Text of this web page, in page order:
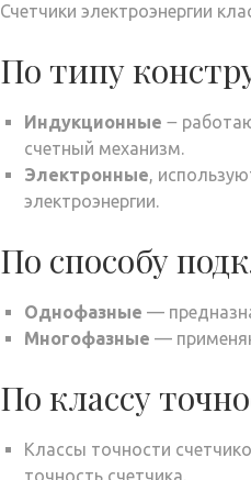
Счетчики электроэнергии
По типу
Индукционные ౼
счетный механизм.
Электронные,
электроэнергии.
По способу
Однофазные —
Многофазные —
По классу
Классы точности
точность счетчика.